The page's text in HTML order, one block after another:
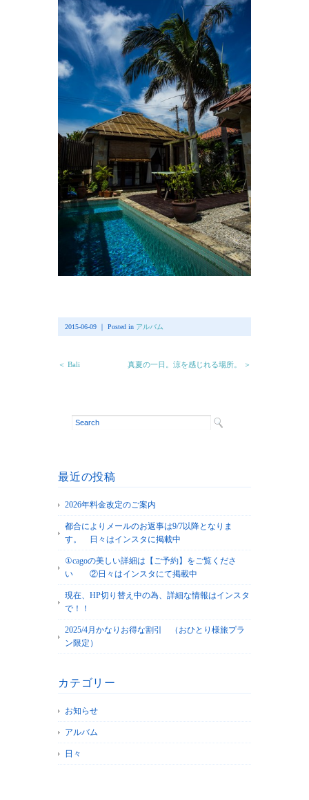
2015-06-09 ｜ Posted in アルバム
＜ Bali 真夏の一日。涼を感じれる場所。 ＞
最近の投稿
2026年料金改定のご案内
都合によりメールのお返事は9/7以降となりま
す。 日々はインスタに掲載中
①cagoの美しい詳細は【ご予約】をご覧くださ
い ②日々はインスタにて掲載中
現在、HP切り替え中の為、詳細な情報はインスタ
で！！
2025/4月かなりお得な割引 （おひとり様旅プラ
ン限定）
カテゴリー
お知らせ
アルバム
日々